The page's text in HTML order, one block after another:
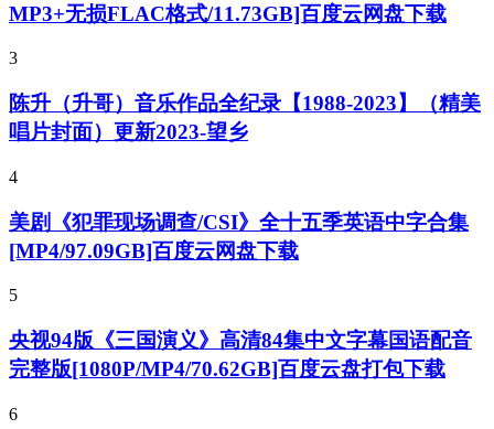
MP3+无损FLAC格式/11.73GB]百度云网盘下载
3
陈升（升哥）音乐作品全纪录【1988-2023】（精美
唱片封面）更新2023-望乡
4
美剧《犯罪现场调查/CSI》全十五季英语中字合集
[MP4/97.09GB]百度云网盘下载
5
央视94版《三国演义》高清84集中文字幕国语配音
完整版[1080P/MP4/70.62GB]百度云盘打包下载
6